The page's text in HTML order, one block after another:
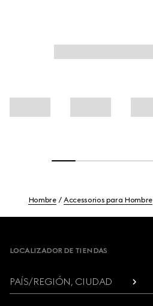
Hombre Accessorios para Hombre
LOCALIZADOR DE TIENDAS
PAÍS/REGIÓN, CIUDAD